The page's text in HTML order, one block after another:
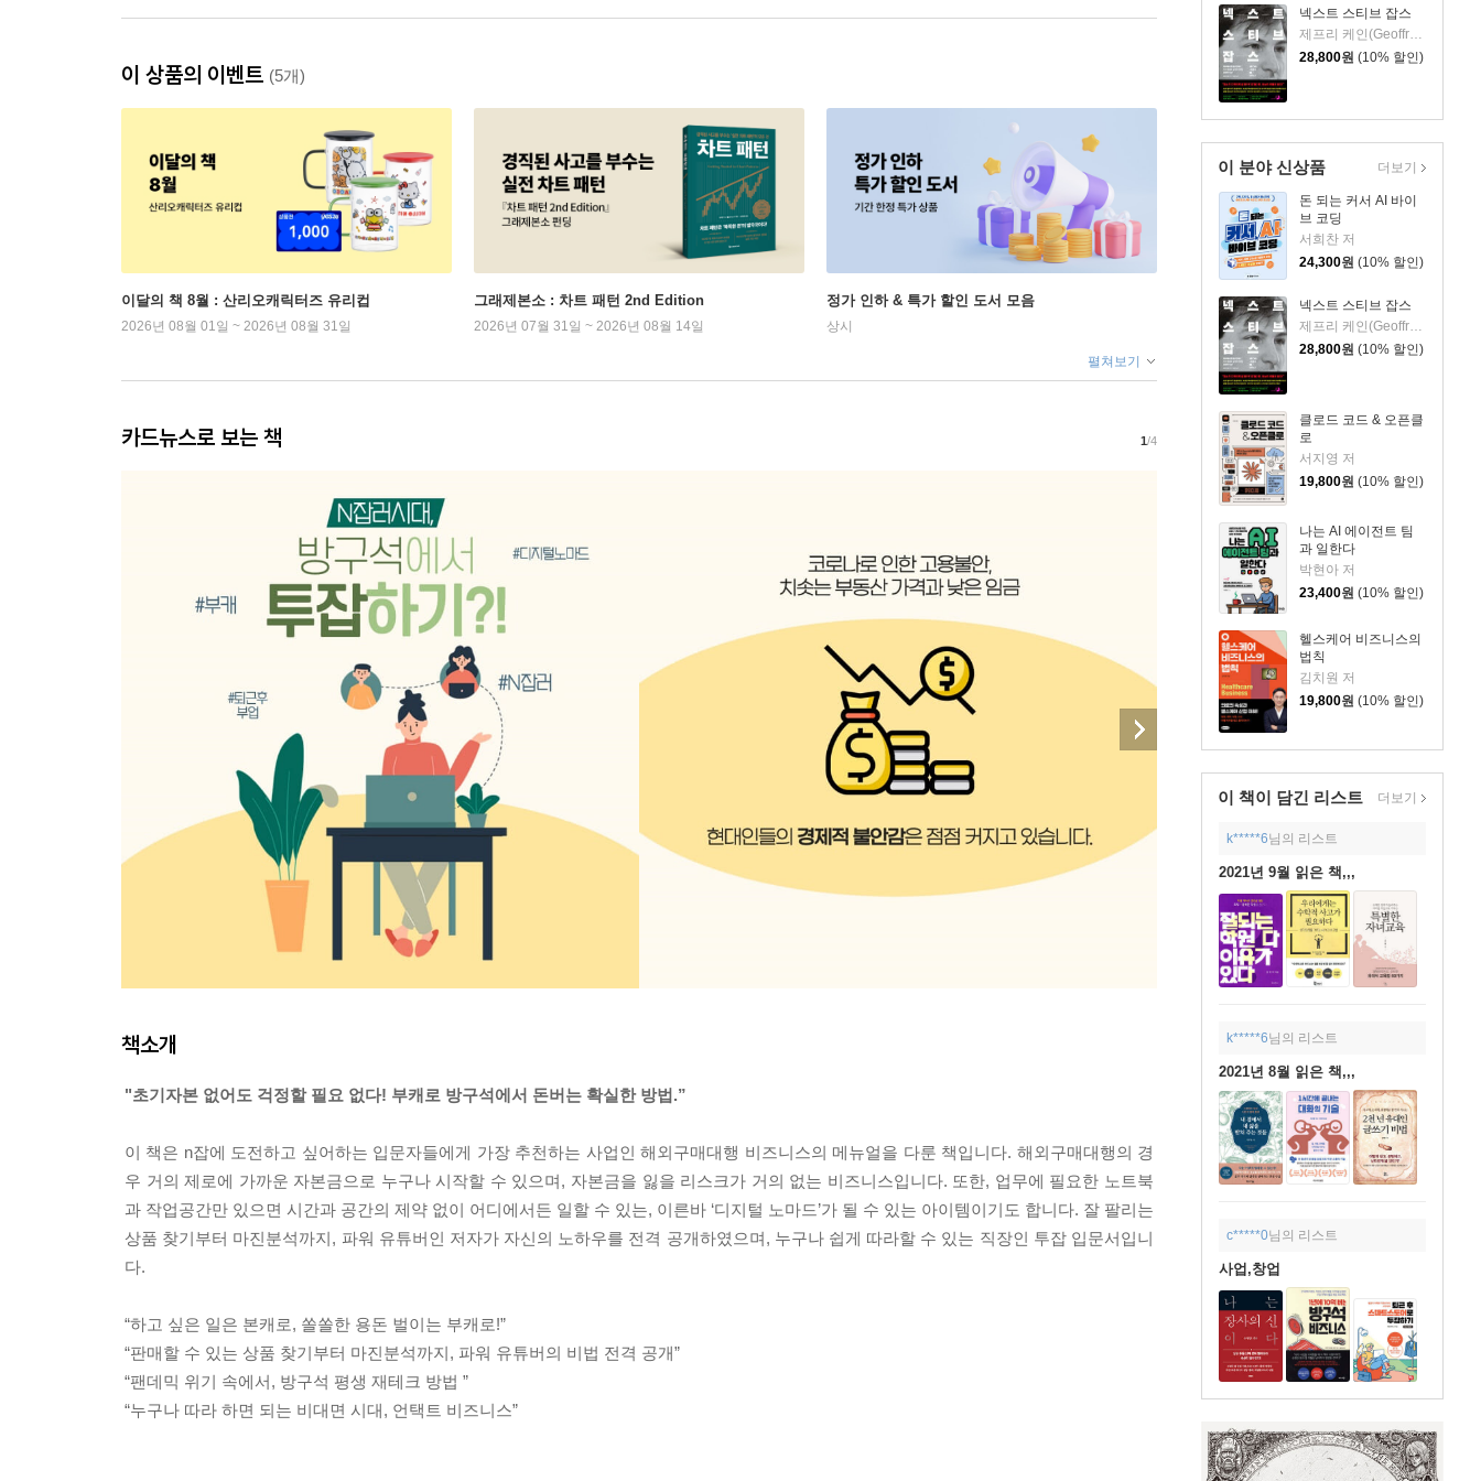
넥스트 스티브 잡스
제프리 케인(Geoffrey Cain) 저/이민석 역
28,800원 (10% 할인)
이 분야 신상품
돈 되는 커서 AI 바이
브 코딩
서희찬 저
24,300원 (10% 할인)
넥스트 스티브 잡스
제프리 케인(Geoffrey Cain) 저/이민석 역
28,800원 (10% 할인)
클로드 코드 & 오픈클
로
서지영 저
19,800원 (10% 할인)
나는 AI 에이전트 팀
과 일한다
박현아 저
23,400원 (10% 할인)
헬스케어 비즈니스의
법칙
김치원 저
19,800원 (10% 할인)
더보기
이 책이 담긴 리스트 더보기
k*****6님의 리스트
2021년 9월 읽은 책,,,
k*****6님의 리스트
2021년 8월 읽은 책,,,
c*****0님의 리스트
사업,창업
이 상품의 이벤트 (5개)
이달의 책 8월 : 산리오캐릭터즈 유리컵
2026년 08월 01일 ~ 2026년 08월 31일
그래제본소 : 차트 패턴 2nd Edition
2026년 07월 31일 ~ 2026년 08월 14일
정가 인하 & 특가 할인 도서 모음
상시
펼쳐보기
카드뉴스로 보는 책 1/4
책소개
"초기자본 없어도 걱정할 필요 없다! 부캐로 방구석에서 돈버는 확실한 방법.”
이 책은 n잡에 도전하고 싶어하는 입문자들에게 가장 추천하는 사업인 해외구매대행 비즈니스의 메뉴얼을 다룬 책입니다. 해외구매대행의 경
우 거의 제로에 가까운 자본금으로 누구나 시작할 수 있으며, 자본금을 잃을 리스크가 거의 없는 비즈니스입니다. 또한, 업무에 필요한 노트북
과 작업공간만 있으면 시간과 공간의 제약 없이 어디에서든 일할 수 있는, 이른바 ‘디지털 노마드’가 될 수 있는 아이템이기도 합니다. 잘 팔리는
상품 찾기부터 마진분석까지, 파워 유튜버인 저자가 자신의 노하우를 전격 공개하였으며, 누구나 쉽게 따라할 수 있는 직장인 투잡 입문서입니
다.
“하고 싶은 일은 본캐로, 쏠쏠한 용돈 벌이는 부캐로!”
“판매할 수 있는 상품 찾기부터 마진분석까지, 파워 유튜버의 비법 전격 공개”
“팬데믹 위기 속에서, 방구석 평생 재테크 방법 ”
“누구나 따라 하면 되는 비대면 시대, 언택트 비즈니스”